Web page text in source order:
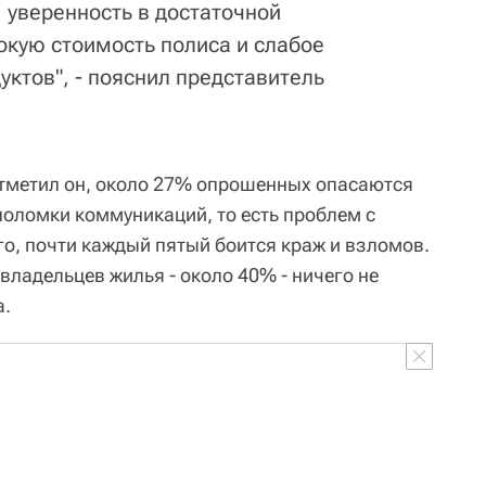
в достаточной
стоимость полиса и слабое
- пояснил представитель
он, около 27% опрошенных опасаются
коммуникаций, то есть проблем с
почти каждый пятый боится краж и взломов.
жилья - около 40% - ничего не